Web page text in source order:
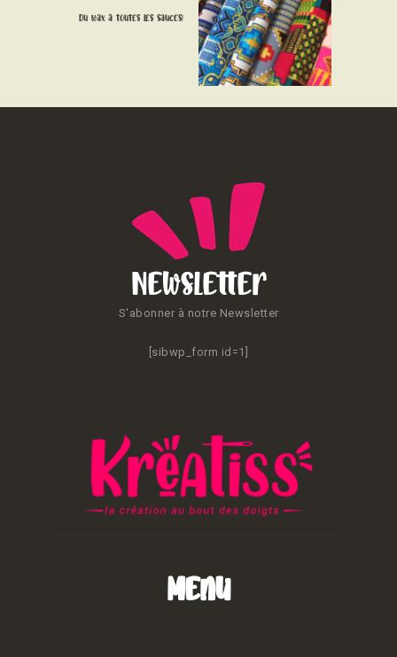
NOUS SOUTENONS
Du wax à toutes les sauces!
Newsletter
S'abonner à notre Newsletter
[sibwp_form id=1]
Menu